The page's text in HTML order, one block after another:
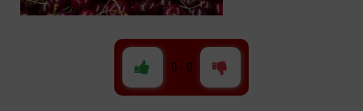
0 - 0